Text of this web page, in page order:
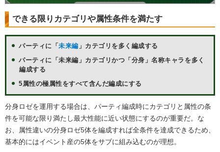
できる限りカテゴリや属性条件を満たす
パーティに「未来編 」カテゴリを多く編成する
パーティに「未来編」カテゴリかつ「分身」名称キャラを多く
編成する
5属性の極属性をすべて含んだ編成にする
分身ロゼを運用する場合は、パーティ編成時にカテゴリと属性の条
件を可能な限り満たし最大性能に近い状態にするのが重要だ。な
お、属性違いの分身ロゼ5体を編成すれば全条件を達成できるため、
基本的にはイベント産の5体をサブに組み込むのが理想。